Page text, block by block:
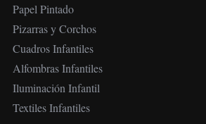
Papel Pintado
Pizarras y Corchos
Cuadros Infantiles
Alfombras Infantiles
Iluminación Infantil
Textiles Infantiles